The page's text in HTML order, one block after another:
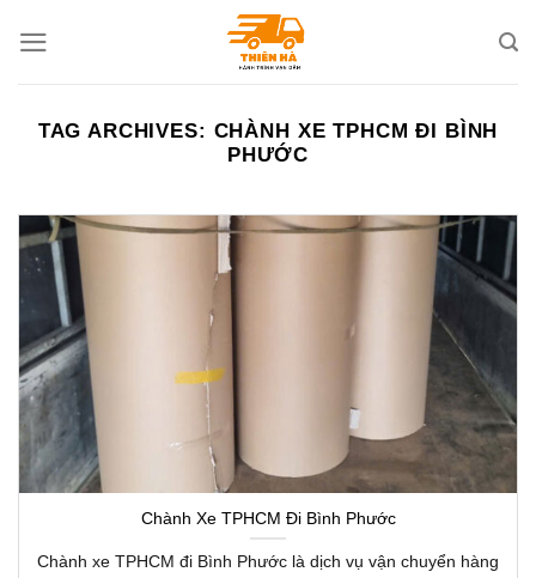
TAG ARCHIVES: CHÀNH XE TPHCM ĐI BÌNH
PHƯỚC
Chành Xe TPHCM Đi Bình Phước
Chành xe TPHCM đi Bình Phước là dịch vụ vận chuyển hàng